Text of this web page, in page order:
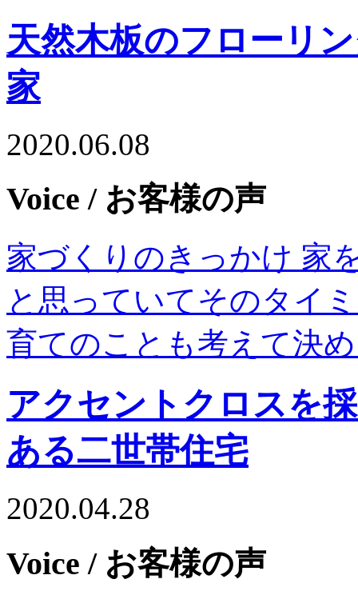
天然木板のフローリ
家
2020.06.08
Voice / お客様の声
家づくりのきっかけ 家
と思っていてそのタイ
育てのことも考えて決
アクセントクロスを
ある二世帯住宅
2020.04.28
Voice / お客様の声